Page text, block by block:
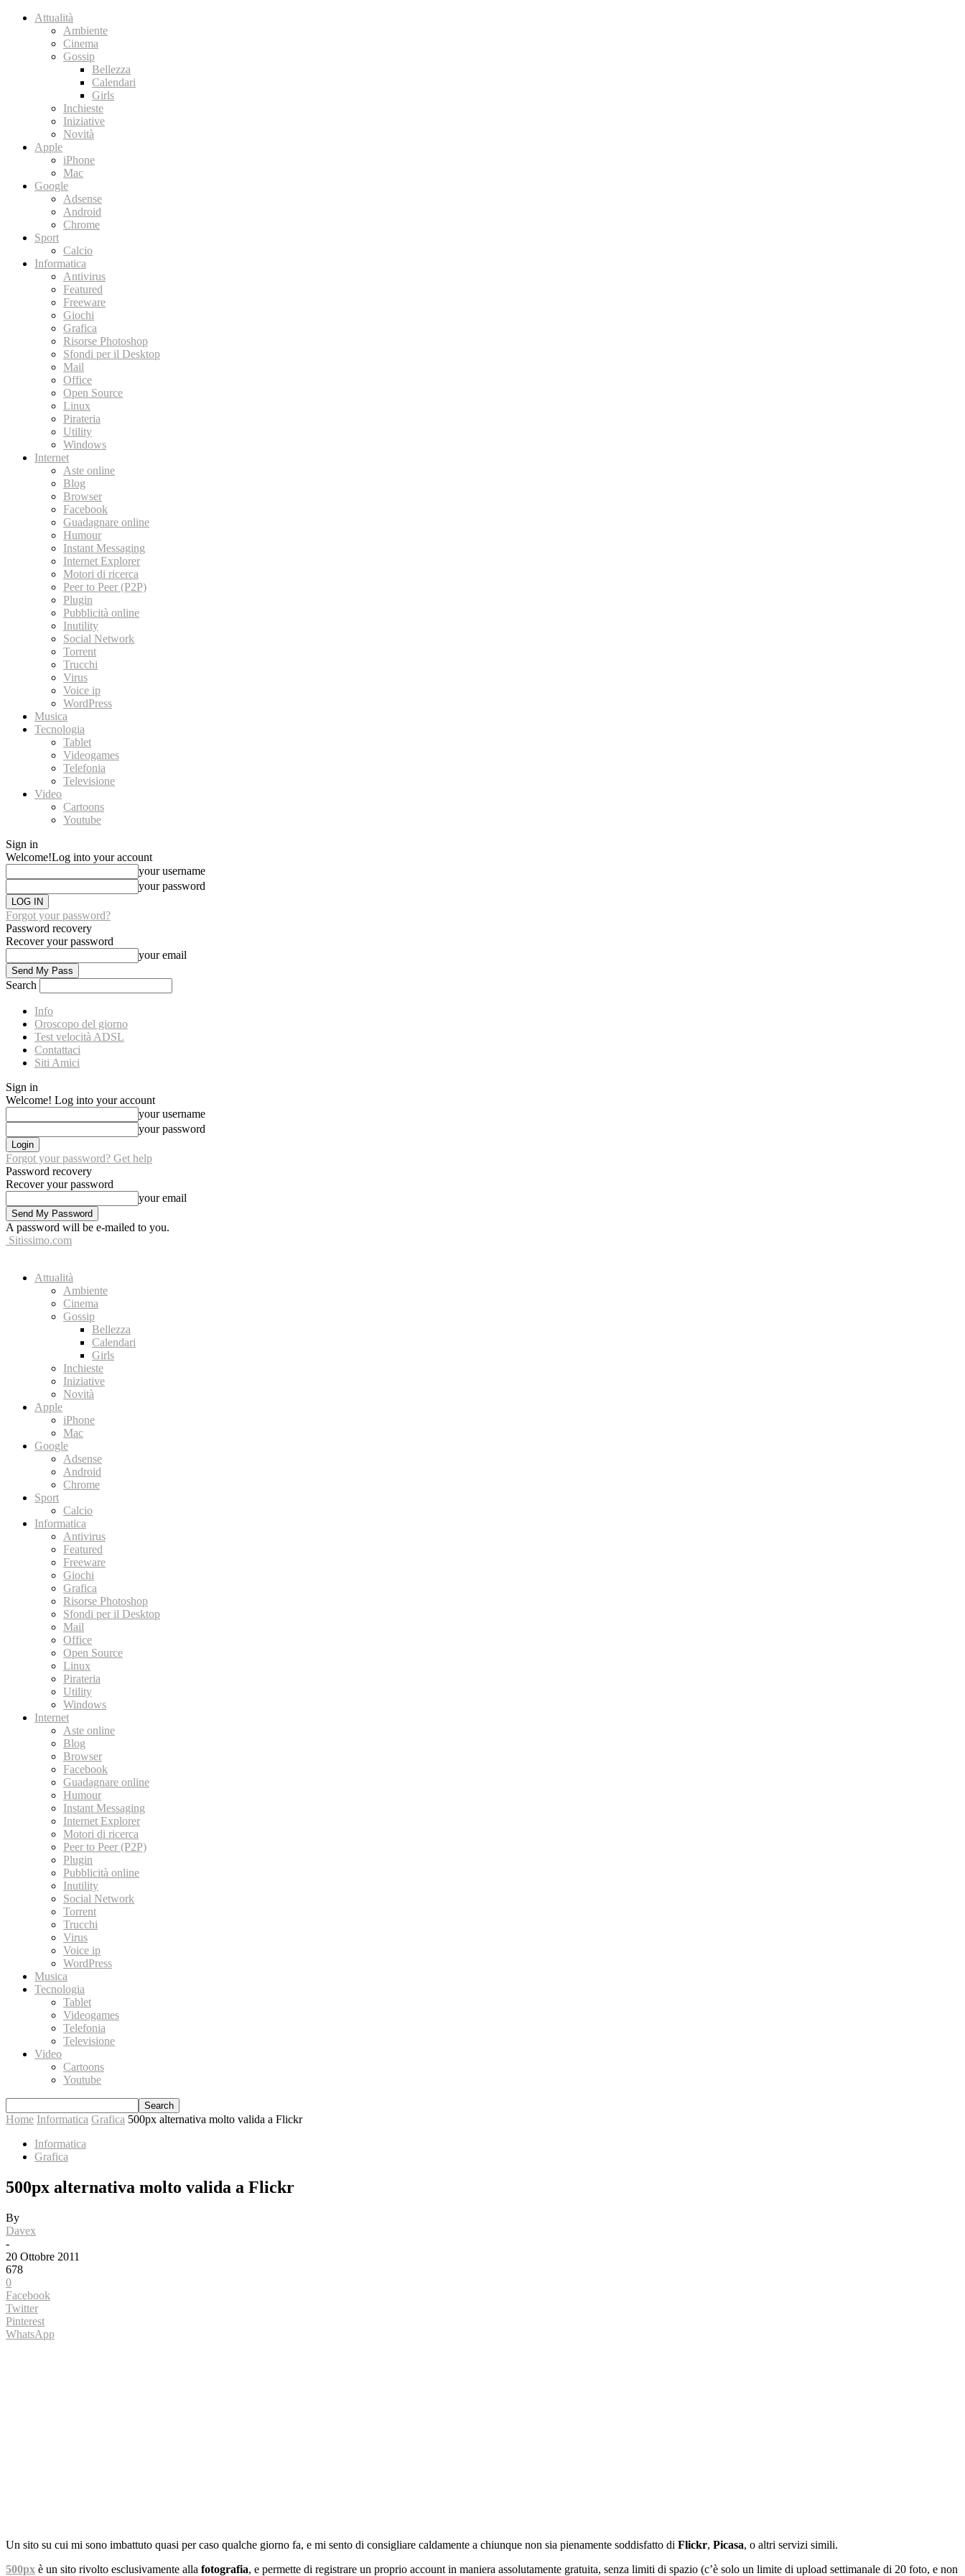
Attualità
Ambiente
Cinema
Gossip
Bellezza
Calendari
Girls
Inchieste
Iniziative
Novità
Apple
iPhone
Mac
Google
Adsense
Android
Chrome
Sport
Calcio
Informatica
Antivirus
Featured
Freeware
Giochi
Grafica
Risorse Photoshop
Sfondi per il Desktop
Mail
Office
Open Source
Linux
Pirateria
Utility
Windows
Internet
Aste online
Blog
Browser
Facebook
Guadagnare online
Humour
Instant Messaging
Internet Explorer
Motori di ricerca
Peer to Peer (P2P)
Plugin
Pubblicità online
Inutility
Social Network
Torrent
Trucchi
Virus
Voice ip
WordPress
Musica
Tecnologia
Tablet
Videogames
Telefonia
Televisione
Video
Cartoons
Youtube
Sign in
Welcome!Log into your account
your username
your password
Forgot your password?
Password recovery
Recover your password
your email
Search
Info
Oroscopo del giorno
Test velocità ADSL
Contattaci
Siti Amici
Sign in
Welcome! Log into your account
your username
your password
Forgot your password? Get help
Password recovery
Recover your password
your email
A password will be e-mailed to you.
Sitissimo.com
Attualità
Ambiente
Cinema
Gossip
Bellezza
Calendari
Girls
Inchieste
Iniziative
Novità
Apple
iPhone
Mac
Google
Adsense
Android
Chrome
Sport
Calcio
Informatica
Antivirus
Featured
Freeware
Giochi
Grafica
Risorse Photoshop
Sfondi per il Desktop
Mail
Office
Open Source
Linux
Pirateria
Utility
Windows
Internet
Aste online
Blog
Browser
Facebook
Guadagnare online
Humour
Instant Messaging
Internet Explorer
Motori di ricerca
Peer to Peer (P2P)
Plugin
Pubblicità online
Inutility
Social Network
Torrent
Trucchi
Virus
Voice ip
WordPress
Musica
Tecnologia
Tablet
Videogames
Telefonia
Televisione
Video
Cartoons
Youtube
Home Informatica Grafica 500px alternativa molto valida a Flickr
Informatica
Grafica
500px alternativa molto valida a Flickr
By
Davex
-
20 Ottobre 2011
678
0
Facebook
Twitter
Pinterest
WhatsApp
Un sito su cui mi sono imbattuto quasi per caso qualche giorno fa, e mi sento di consigliare caldamente a chiunque non sia pienamente soddisfatto di Flickr, Picasa, o altri servizi simili.
500px è un sito rivolto esclusivamente alla fotografia, e permette di registrare un proprio account in maniera assolutamente gratuita, senza limiti di spazio (c’è solo un limite di upload settimanale di 20 foto, e non